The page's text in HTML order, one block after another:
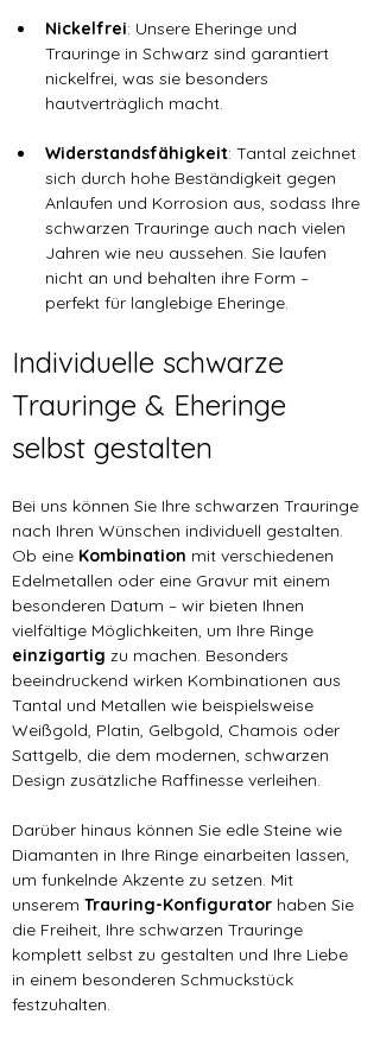
Nickelfrei: Unsere Eheringe und
Trauringe in Schwarz sind garantiert
nickelfrei, was sie besonders
hautverträglich macht.
Widerstandsfähigkeit: Tantal zeichnet
sich durch hohe Beständigkeit gegen
Anlaufen und Korrosion aus, sodass Ihre
schwarzen Trauringe auch nach vielen
Jahren wie neu aussehen. Sie laufen
nicht an und behalten ihre Form –
perfekt für langlebige Eheringe.
Individuelle schwarze
Trauringe & Eheringe
selbst gestalten
Bei uns können Sie Ihre schwarzen Trauringe
nach Ihren Wünschen individuell gestalten.
Ob eine Kombination mit verschiedenen
Edelmetallen oder eine Gravur mit einem
besonderen Datum – wir bieten Ihnen
vielfältige Möglichkeiten, um Ihre Ringe
einzigartig zu machen. Besonders
beeindruckend wirken Kombinationen aus
Tantal und Metallen wie beispielsweise
Weißgold, Platin, Gelbgold, Chamois oder
Sattgelb, die dem modernen, schwarzen
Design zusätzliche Raffinesse verleihen.
Darüber hinaus können Sie edle Steine wie
Diamanten in Ihre Ringe einarbeiten lassen,
um funkelnde Akzente zu setzen. Mit
unserem Trauring-Konfigurator haben Sie
die Freiheit, Ihre schwarzen Trauringe
komplett selbst zu gestalten und Ihre Liebe
in einem besonderen Schmuckstück
festzuhalten.